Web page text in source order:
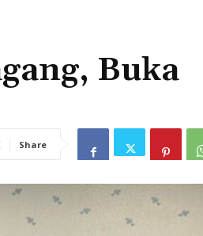
Buka
Share